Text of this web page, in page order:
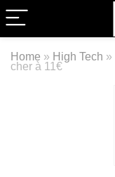
Home » High Tech »
cher à 11€